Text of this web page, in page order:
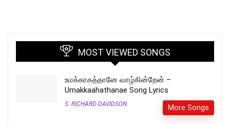
MOST VIEWED SONGS
உமக்காகத்தானே வாழ்கின்றேன் –
Umakkaahathanae Song Lyrics
S. RICHARD DAVIDSON More Songs